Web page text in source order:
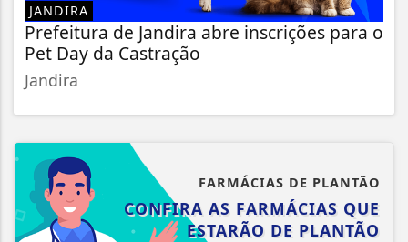
JANDIRA
Prefeitura de Jandira abre inscrições para o
Pet Day da Castração
Jandira
FARMÁCIAS DE PLANTÃO
CONFIRA AS FARMÁCIAS QUE
ESTARÃO DE PLANTÃO